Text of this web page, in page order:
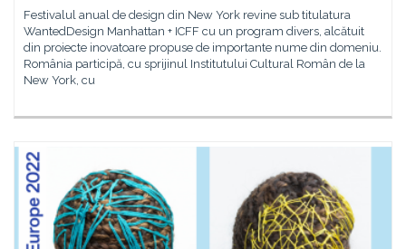
Festivalul anual de design din New York revine sub titulatura
WantedDesign Manhattan + ICFF cu un program divers, alcătuit
din proiecte inovatoare propuse de importante nume din domeniu.
România participă, cu sprijinul Institutului Cultural Român de la
New York, cu